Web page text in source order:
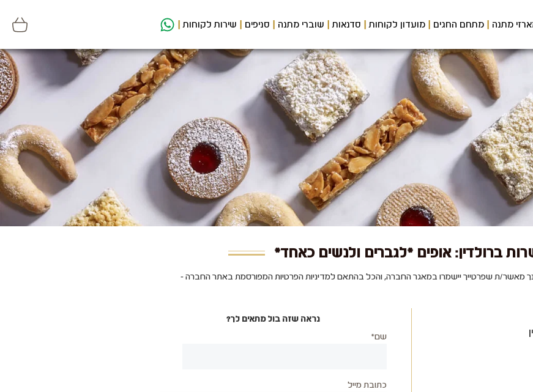
מתנה מתחם החגים מועדון לקוחות סדנאות שוברי מתנה סניפים שירות לקוחות
ברולדין: אופים *לגברים ולנשים כאחד*
מאשר/ת שפרטייך יישמרו במאגר החברה, והכל בהתאם למדיניות הפרטיות המפורסמת באתר החברה -
נראה שזה בול מתאים לך?
שם*
כתובת מייל